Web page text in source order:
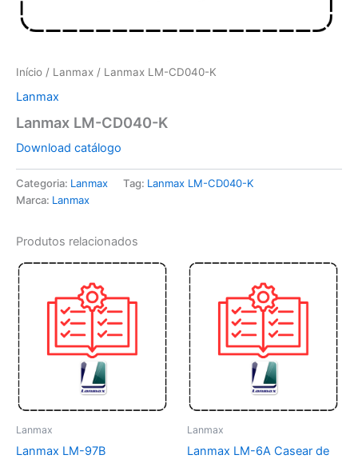
Início / Lanmax / Lanmax LM-CD040-K
Lanmax
Lanmax LM-CD040-K
Download catálogo
Categoria: Lanmax Tag: Lanmax LM-CD040-K
Marca: Lanmax
Produtos relacionados
Lanmax
Lanmax LM-97B
Lanmax
Lanmax LM-6A Casear de